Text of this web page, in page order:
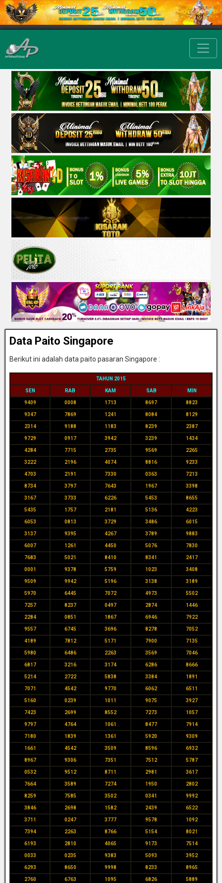
Data Paito Singapore
Berikut ini adalah data paito pasaran Singapore :
TAHUN 2015
SEN RAB KAM SAB MIN
9409 0008 1713 8697 8823
9347 7869 1241 8084 8129
2314 9188 1183 8239 2387
9729 0917 3942 3239 1434
4284 7715 2735 9569 2265
3222 2196 4074 8816 9233
4703 2191 7330 0363 7213
8734 3797 7643 1967 3398
3167 3733 6226 5453 8655
5435 1757 2181 5136 4223
6053 0813 3729 3486 6015
3137 9395 4267 3789 9883
6007 1261 4450 5076 7830
7683 5021 8410 8341 2417
0001 9378 5759 1023 3408
9509 9942 5196 3138 3189
5970 6445 7072 4973 5502
7257 8237 0497 2874 1446
2284 0851 1867 6946 7922
9557 6745 3696 8278 7052
4189 7812 5171 7900 7135
5980 6486 2263 3569 7046
6817 3216 3174 6286 8666
5214 2722 5838 3384 1891
7071 4542 9770 6062 6511
5160 0239 1011 9075 3927
7423 2699 8552 7273 1057
9797 4764 1061 8477 7914
7180 1839 1361 5920 9309
1661 4542 3509 8596 6932
8967 9306 7351 7512 5787
0532 9512 8711 2981 3617
7664 3589 7274 1950 2802
8259 7585 3502 0341 9992
3846 2698 1582 2439 6522
3711 0247 3777 9578 1092
7394 2263 8766 5154 8021
6193 2810 4065 9173 7514
0033 0235 9383 5093 3952
6293 8650 9998 8233 8965
2760 6763 1095 6826 5889